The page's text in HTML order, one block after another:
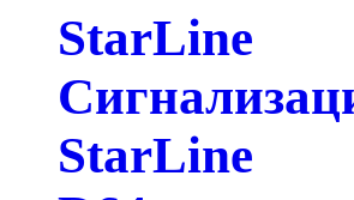
StarLine
StarLine